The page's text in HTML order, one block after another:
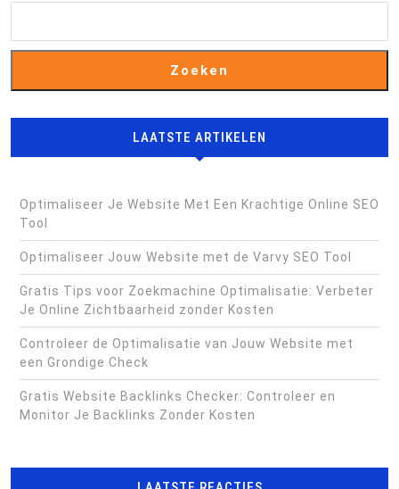
Zoeken
LAATSTE ARTIKELEN
Optimaliseer Je Website Met Een Krachtige Online SEO
Tool
Optimaliseer Jouw Website met de Varvy SEO Tool
Gratis Tips voor Zoekmachine Optimalisatie: Verbeter
Je Online Zichtbaarheid zonder Kosten
Controleer de Optimalisatie van Jouw Website met
een Grondige Check
Gratis Website Backlinks Checker: Controleer en
Monitor Je Backlinks Zonder Kosten